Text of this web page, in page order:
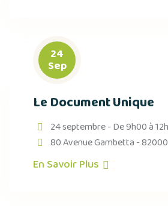
24
Sep
Le Document Unique
24 septembre - De 9h00 à
80 Avenue Gambetta -
En Savoir Plus